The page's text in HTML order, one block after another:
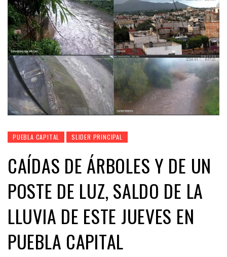
PUEBLA CAPITAL SLIDER PRINCIPAL
CAÍDAS DE ÁRBOLES Y DE UN
POSTE DE LUZ, SALDO DE LA
LLUVIA DE ESTE JUEVES EN
PUEBLA CAPITAL